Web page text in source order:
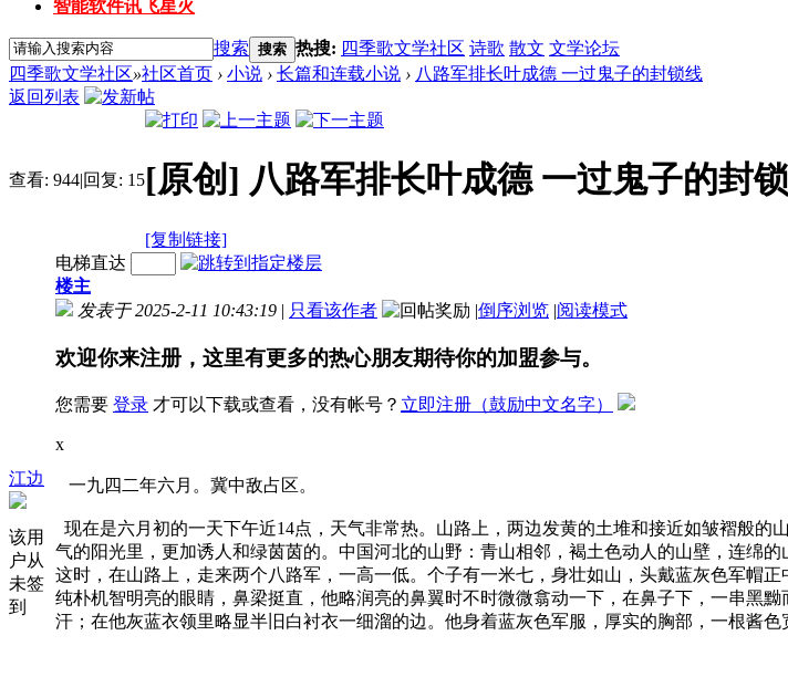
智能软件讯飞星火
搜索 搜索 热搜: 四季歌文学社区 诗歌 散文 文学论坛
四季歌文学社区»社区首页 › 小说 › 长篇和连载小说 › 八路军排长叶成德 一过鬼子的封锁线
返回列表
查看: 944|回复: 15[原创] 八路军排长叶成德 一过鬼子的封
[复制链接]
江边
该用
户从
未签
到
电梯直达
楼主
发表于 2025-2-11 10:43:19 | 只看该作者 |倒序浏览 |阅读模式
欢迎你来注册，这里有更多的热心朋友期待你的加盟参与。
您需要 登录 才可以下载或查看，没有帐号？ 立即注册（鼓励中文名字）
x
一九四二年六月。冀中敌占区。
现在是六月初的一天下午近14点，天气非常热。山路上，两边发黄的土堆和接近如皱褶般
气的阳光里，更加诱人和绿茵茵的。中国河北的山野：青山相邻，褐土色动人的山壁，连绵的
这时，在山路上，走来两个八路军，一高一低。个子有一米七，身壮如山，头戴蓝灰色军帽
纯朴机智明亮的眼睛，鼻梁挺直，他略润亮的鼻翼时不时微微翕动一下，在鼻子下，一串黑
汗；在他灰蓝衣领里略显半旧白衬衣一细溜的边。他身着蓝灰色军服，厚实的胸部，一根酱色